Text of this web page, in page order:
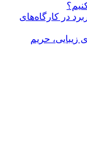
در کارگاه‌های
حریم